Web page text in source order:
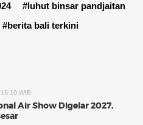
#luhut binsar pandjaitan
#berita bali terkini
WIB
Air Show Digelar 2027,